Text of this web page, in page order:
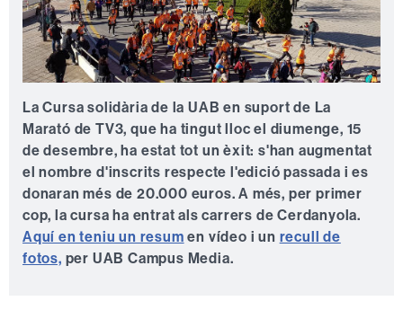
La Cursa solidària de la UAB en suport de La
Marató de TV3, que ha tingut lloc el diumenge, 15
de desembre, ha estat tot un èxit: s'han augmentat
el nombre d'inscrits respecte l'edició passada i es
donaran més de 20.000 euros. A més, per primer
cop, la cursa ha entrat als carrers de Cerdanyola.
Aquí en teniu un resum en vídeo i un recull de
fotos, per UAB Campus Media.